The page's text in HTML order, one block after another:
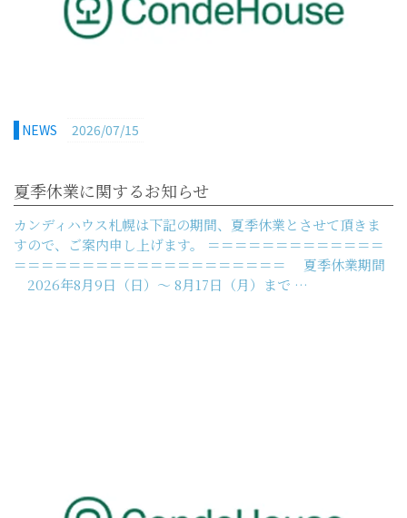
NEWS 2026/07/15
夏季休業に関するお知らせ
カンディハウス札幌は下記の期間、夏季休業とさせて頂きま
すので、ご案内申し上げます。 ＝＝＝＝＝＝＝＝＝＝＝＝＝
＝＝＝＝＝＝＝＝＝＝＝＝＝＝＝＝＝＝＝＝ 夏季休業期間
2026年8月9日（日）～ 8月17日（月）まで …